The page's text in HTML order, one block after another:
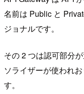
名前は Public と
ジョナルです。
その 2 つは認可部分
ソライザーが使われ
す。